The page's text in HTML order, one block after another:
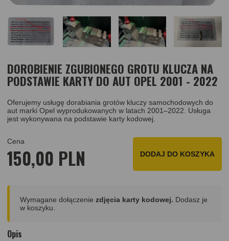
DOROBIENIE ZGUBIONEGO GROTU KLUCZA NA
PODSTAWIE KARTY DO AUT OPEL 2001 - 2022
Oferujemy usługę dorabiania grotów kluczy samochodowych do
aut marki Opel wyprodukowanych w latach 2001–2022. Usługa
jest wykonywana na podstawie karty kodowej.
Cena
150,00 PLN DODAJ DO KOSZYKA
Wymagane dołączenie zdjęcia karty kodowej. Dodasz je
w koszyku.
Opis